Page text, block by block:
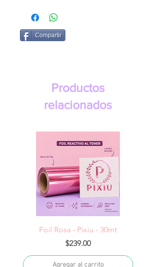
Compartir
Productos
relacionados
Foil Rosa - Pixiu - 30mt
Precio
$239.00
Agregar al carrito